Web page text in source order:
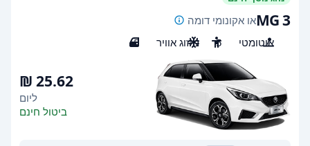
MG 3או אקונומי דומה
אוטומטי
5 מיזוג אוויר 5
ליום
ביטול חינם